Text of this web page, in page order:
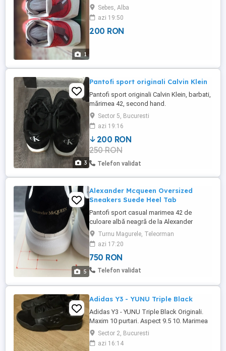
1
pentru orice activitate sportiva sau casual.
O alegere excelenta pentru confortul
picioarelor tale! Marca Cropp!
Sebes, Alba
azi 19:50
200 RON
3
Pantofi sport originali Calvin Klein
Pantofi sport originali Calvin Klein, barbati,
mărimea 42, second hand.
Sector 5, Bucuresti
azi 19:16
200 RON
250 RON
Telefon validat
5
Alexander Mcqueen Oversized
Sneakers Suede Heel Tab
Pantofi sport casual marimea 42 de
culoare albă neagră de la Alexander
McQueen. Un design modern și elegant,
perfect pentru orice ocazie. O pereche de
pantofi care adaugă un plus de stil
oricărei ținute.
Turnu Magurele, Teleorman
azi 17:20
750 RON
Telefon validat
Adidas Y3 - YUNU Triple Black
Adidas Y3 - YUNU Triple Black Originali.
Maxim 10 purtari. Aspect 9.5 10. Marimea
42 Sector 2, Bucuresti
azi 16:14